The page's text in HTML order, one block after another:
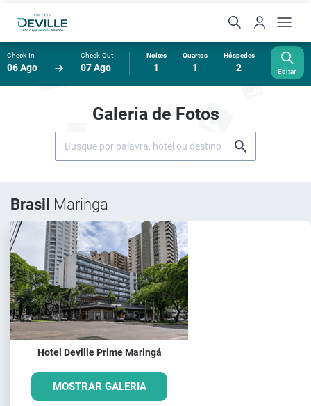
Check-In
06 Ago
Check-Out
07 Ago
Noites
1
Quartos
1
Hóspedes
2 Editar
Galeria de Fotos
Brasil Maringa
Hotel Deville Prime Maringá
MOSTRAR GALERIA